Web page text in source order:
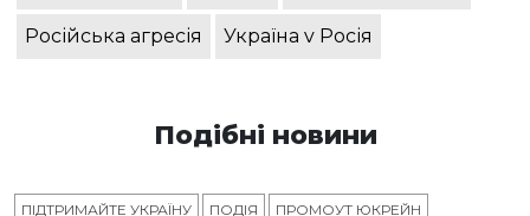
Російська агресія Україна v Росія
Подібні новини
ПІДТРИМАЙТЕ УКРАЇНУ ПОДІЯ ПРОМОУТ ЮКРЕЙН